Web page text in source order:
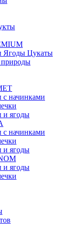
Ягоды Цукаты
начинками
и ягоды
начинками
и ягоды
и ягоды